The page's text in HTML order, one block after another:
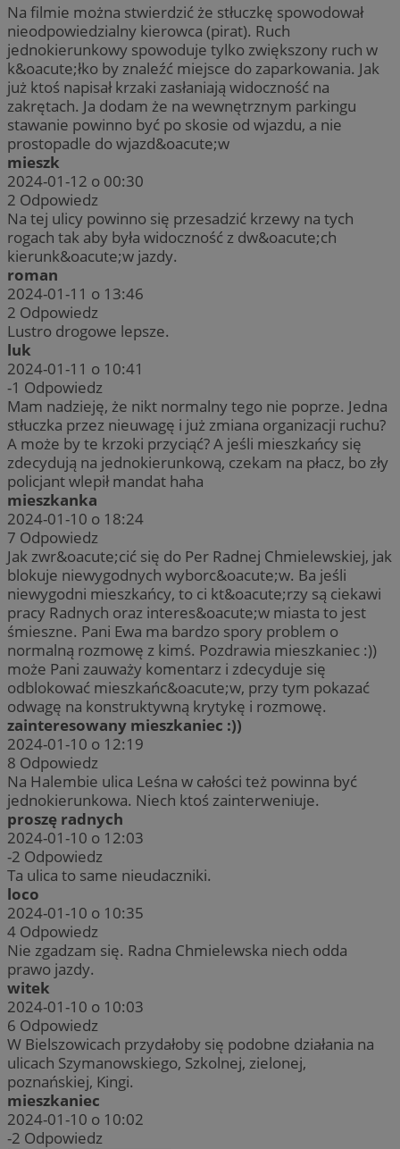
Na filmie można stwierdzić że stłuczkę spowodował
nieodpowiedzialny kierowca (pirat). Ruch
jednokierunkowy spowoduje tylko zwiększony ruch w
k&oacute;łko by znaleźć miejsce do zaparkowania. Jak
już ktoś napisał krzaki zasłaniają widoczność na
zakrętach. Ja dodam że na wewnętrznym parkingu
stawanie powinno być po skosie od wjazdu, a nie
prostopadle do wjazd&oacute;w
mieszk
2024-01-12 o 00:30
2 Odpowiedz
Na tej ulicy powinno się przesadzić krzewy na tych
rogach tak aby była widoczność z dw&oacute;ch
kierunk&oacute;w jazdy.
roman
2024-01-11 o 13:46
2 Odpowiedz
Lustro drogowe lepsze.
luk
2024-01-11 o 10:41
-1 Odpowiedz
Mam nadzieję, że nikt normalny tego nie poprze. Jedna
stłuczka przez nieuwagę i już zmiana organizacji ruchu?
A może by te krzoki przyciąć? A jeśli mieszkańcy się
zdecydują na jednokierunkową, czekam na płacz, bo zły
policjant wlepił mandat haha
mieszkanka
2024-01-10 o 18:24
7 Odpowiedz
Jak zwr&oacute;cić się do Per Radnej Chmielewskiej, jak
blokuje niewygodnych wyborc&oacute;w. Ba jeśli
niewygodni mieszkańcy, to ci kt&oacute;rzy są ciekawi
pracy Radnych oraz interes&oacute;w miasta to jest
śmieszne. Pani Ewa ma bardzo spory problem o
normalną rozmowę z kimś. Pozdrawia mieszkaniec :))
może Pani zauważy komentarz i zdecyduje się
odblokować mieszkańc&oacute;w, przy tym pokazać
odwagę na konstruktywną krytykę i rozmowę.
zainteresowany mieszkaniec :))
2024-01-10 o 12:19
8 Odpowiedz
Na Halembie ulica Leśna w całości też powinna być
jednokierunkowa. Niech ktoś zainterweniuje.
proszę radnych
2024-01-10 o 12:03
-2 Odpowiedz
Ta ulica to same nieudaczniki.
loco
2024-01-10 o 10:35
4 Odpowiedz
Nie zgadzam się. Radna Chmielewska niech odda
prawo jazdy.
witek
2024-01-10 o 10:03
6 Odpowiedz
W Bielszowicach przydałoby się podobne działania na
ulicach Szymanowskiego, Szkolnej, zielonej,
poznańskiej, Kingi.
mieszkaniec
2024-01-10 o 10:02
-2 Odpowiedz